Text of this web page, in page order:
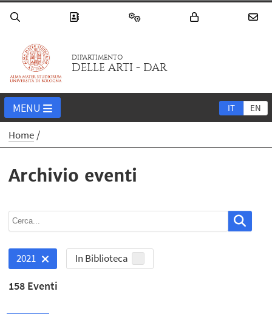
DIPARTIMENTO
DELLE ARTI - DAR
IT EN
MENU
Home
Archivio eventi
2021 In Biblioteca
158 Eventi